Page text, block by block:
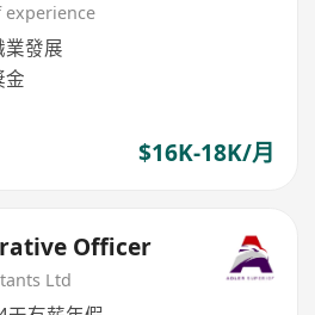
experience
發展
金
$16K-18K/月
Officer
Ltd